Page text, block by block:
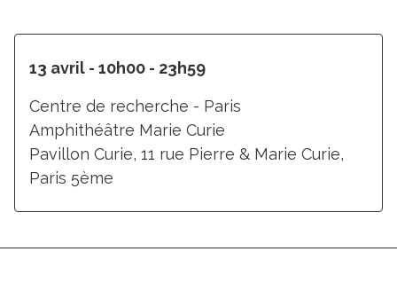
13 avril - 10h00 - 23h59
Centre de recherche - Paris
Amphithéâtre Marie Curie
Pavillon Curie, 11 rue Pierre & Marie Curie,
Paris 5ème